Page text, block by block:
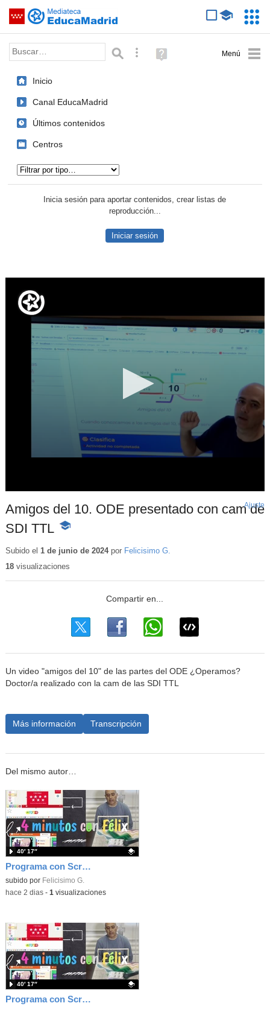
Saltar navegación
Palabra o frase: Búsqueda avanzada
Ayuda
(en
Inicio
Canal EducaMadrid
Últimos contenidos
Centros
Inicia sesión para aportar contenidos, crear listas de
reproducción...
Iniciar sesión
Amigos del 10. ODE presentado con cam de
SDI TTL -
educativo
Ajuste
Subido el 1 de junio de 2024por Felicisimo G.
18visualizaciones
Un video "amigos del 10" de las partes del ODE ¿Operamos?
Doctor/a realizado con la cam de las SDI TTL
Más información Transcripción
Del mismo autor…
Programa con Scratch, 8 diferentes juegos para vivir la emoción de los partidos de España en el mundial 2026
Contenido educativo.
subido por Felicisimo G.
40′ 17″
-hace 2 dias- 1 visualizaciones
Programa con Scratch juegos con los partidos del mundial 2026 ganados por España
40′ 17″